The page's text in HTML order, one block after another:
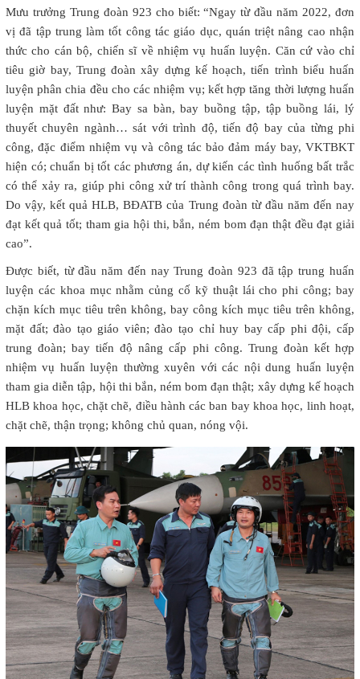
Mưu trưởng Trung đoàn 923 cho biết: “Ngay từ đầu năm 2022, đơn
vị đã tập trung làm tốt công tác giáo dục, quán triệt nâng cao nhận
thức cho cán bộ, chiến sĩ về nhiệm vụ huấn luyện. Căn cứ vào chỉ
tiêu giờ bay, Trung đoàn xây dựng kế hoạch, tiến trình biểu huấn
luyện phân chia đều cho các nhiệm vụ; kết hợp tăng thời lượng huấn
luyện mặt đất như: Bay sa bàn, bay buồng tập, tập buồng lái, lý
thuyết chuyên ngành… sát với trình độ, tiến độ bay của từng phi
công, đặc điểm nhiệm vụ và công tác bảo đảm máy bay, VKTBKT
hiện có; chuẩn bị tốt các phương án, dự kiến các tình huống bất trắc
có thể xảy ra, giúp phi công xử trí thành công trong quá trình bay.
Do vậy, kết quả HLB, BĐATB của Trung đoàn từ đầu năm đến nay
đạt kết quả tốt; tham gia hội thi, bắn, ném bom đạn thật đều đạt giải
cao”.
Được biết, từ đầu năm đến nay Trung đoàn 923 đã tập trung huấn
luyện các khoa mục nhằm củng cố kỹ thuật lái cho phi công; bay
chặn kích mục tiêu trên không, bay công kích mục tiêu trên không,
mặt đất; đào tạo giáo viên; đào tạo chỉ huy bay cấp phi đội, cấp
trung đoàn; bay tiến độ nâng cấp phi công. Trung đoàn kết hợp
nhiệm vụ huấn luyện thường xuyên với các nội dung huấn luyện
tham gia diễn tập, hội thi bắn, ném bom đạn thật; xây dựng kế hoạch
HLB khoa học, chặt chẽ, điều hành các ban bay khoa học, linh hoạt,
chặt chẽ, thận trọng; không chủ quan, nóng vội.